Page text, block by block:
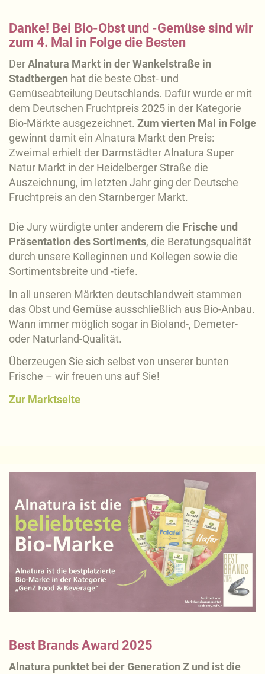
Danke! Bei Bio-Obst und -Gemüse sind wir
zum 4. Mal in Folge die Besten
DerAlnatura Markt in der Wankelstraße in
Stadtbergen hat die beste Obst- und
Gemüseabteilung Deutschlands. Dafür wurde er mit
dem Deutschen Fruchtpreis 2025 in der Kategorie
Bio-Märkte ausgezeichnet. Zum vierten Mal in Folge
gewinnt damit ein Alnatura Markt den Preis:
Zweimal erhielt der Darmstädter Alnatura Super
Natur Markt in der Heidelberger Straße die
Auszeichnung, im letzten Jahr ging der Deutsche
Fruchtpreis an den Starnberger Markt.
Die Jury würdigte unter anderem die Frische und
Präsentation des Sortiments, die Beratungsqualität
durch unsere Kolleginnen und Kollegen sowie die
Sortimentsbreite und -tiefe.
In all unseren Märkten deutschlandweit stammen
das Obst und Gemüse ausschließlich aus Bio-Anbau.
Wann immer möglich sogar in Bioland-, Demeter-
oder Naturland-Qualität.
Überzeugen Sie sich selbst von unserer bunten
Frische – wir freuen uns auf Sie!
Zur Marktseite
Best Brands Award 2025
Alnatura punktet bei der Generation Z und ist die